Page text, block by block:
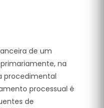
de um
na
procedimental
processual é
de